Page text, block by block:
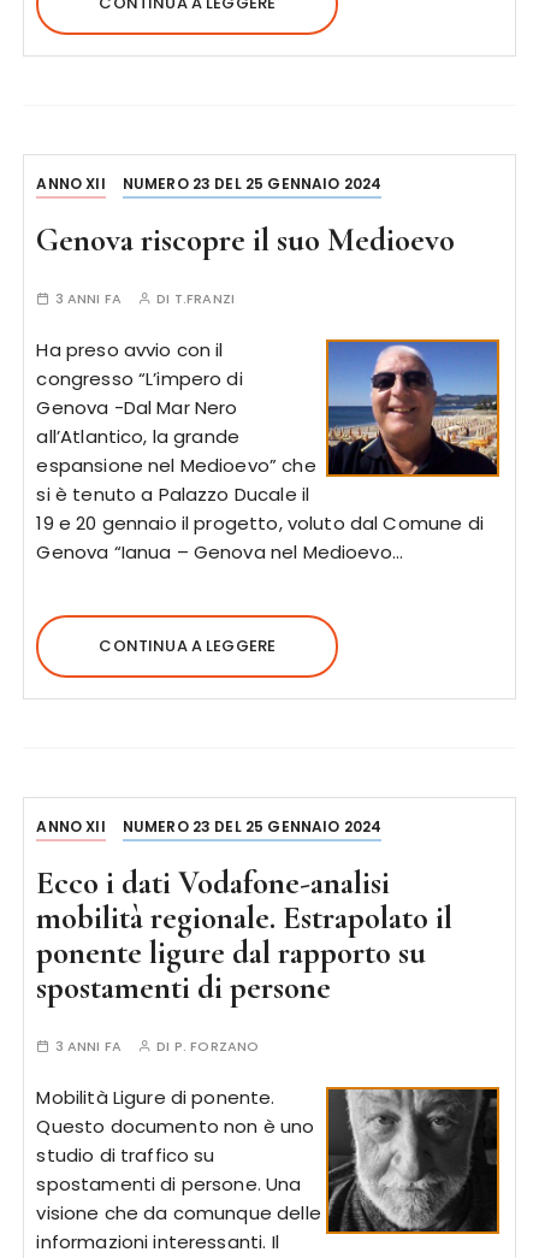
ANNO XII NUMERO 23 DEL 25 GENNAIO 2024
Genova riscopre il suo Medioevo
3 ANNI FA DI T.FRANZI
Ha preso avvio con il
congresso “L’impero di
Genova -Dal Mar Nero
all’Atlantico, la grande
espansione nel Medioevo” che
si è tenuto a Palazzo Ducale il
19 e 20 gennaio il progetto, voluto dal Comune di
Genova “Ianua – Genova nel Medioevo…
CONTINUA A LEGGERE
ANNO XII NUMERO 23 DEL 25 GENNAIO 2024
Ecco i dati Vodafone-analisi
mobilità regionale. Estrapolato il
ponente ligure dal rapporto su
spostamenti di persone
3 ANNI FA DI P. FORZANO
Mobilità Ligure di ponente.
Questo documento non è uno
studio di traffico su
spostamenti di persone. Una
visione che da comunque delle
informazioni interessanti. Il